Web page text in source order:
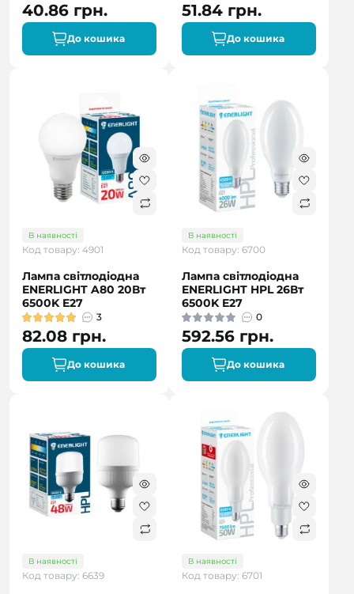
40.86 грн.
До кошика
51.84 грн.
До кошика
В наявності
Код товару: 4901
Лампа світлодіодна
ENERLIGHT A80 20Вт
6500K E27
3
82.08 грн.
До кошика
В наявності
Код товару: 6700
Лампа світлодіодна
ENERLIGHT HPL 26Вт
6500K E27
0
592.56 грн.
До кошика
В наявності
Код товару: 6639
В наявності
Код товару: 6701